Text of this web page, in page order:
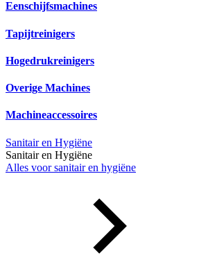
Eenschijfsmachines
Tapijtreinigers
Hogedrukreinigers
Overige Machines
Machineaccessoires
Sanitair en Hygiëne
Sanitair en Hygiëne
Alles voor sanitair en hygiëne